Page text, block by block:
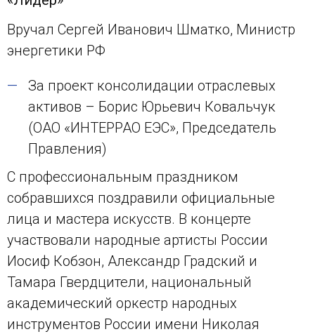
Вручал Сергей Иванович Шматко, Министр
энергетики РФ
За проект консолидации отраслевых
активов – Борис Юрьевич Ковальчук
(ОАО «ИНТЕРРАО ЕЭС», Председатель
Правления)
С профессиональным праздником
собравшихся поздравили официальные
лица и мастера искусств. В концерте
участвовали народные артисты России
Иосиф Кобзон, Александр Градский и
Тамара Гвердцители, национальный
академический оркестр народных
инструментов России имени Николая